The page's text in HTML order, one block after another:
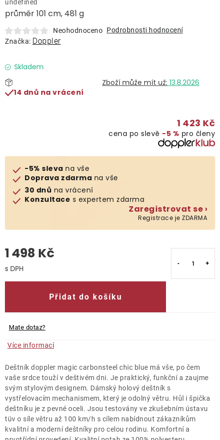
Lehátka
Doplňky
Deštníky
Gastro produkty
Klub výhod
průměr 101 cm, 481 g
undefined
Neohodnoceno Podrobnosti hodnocení
Značka: Doppler
Skladem
13.8.2026
14 dnů na vrácení
1 423 Kč
cena po slevě −5 % pro členy
-5% sleva na vše
Doprava zdarma na vše
30 dnů na vrácení
Konzultace s expertem zdarma
Zaregistrovat se ›
Registrace je ZDARMA
1 498 Kč
Přidat do košíku
Mate dotaz?
Více informací
Deštník doppler magic carbonsteel chic blue má vše, po čem
vaše srdce touží v deštivém dni. Je praktický, funkční a zaujme
svým stylovým designem. Dámský holový deštník s
vystřelovacím mechanismem, který je odolný větru. Hůl i špička
deštníku je z pevné oceli. Jsou testovány ve zkušebním ústavu
tüv o síle větru až 100 km/h s cílem nabídnout zákazníkům
kvalitní a moderní deštníky pro celou rodinu. Komfortní a